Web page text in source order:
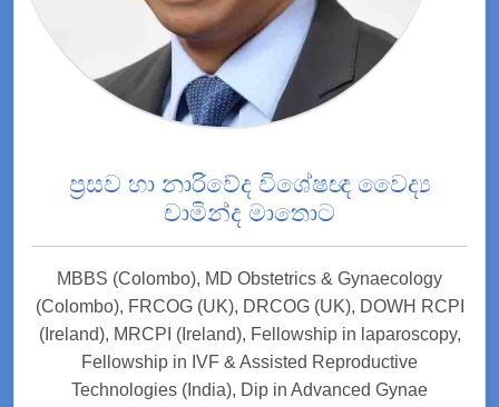
ප්‍රසව හා නාරිවේද විශේෂඥ වෛද්‍ය
චාමින්ද මාතොට
MBBS (Colombo), MD Obstetrics & Gynaecology
(Colombo), FRCOG (UK), DRCOG (UK), DOWH RCPI
(Ireland), MRCPI (Ireland), Fellowship in laparoscopy,
Fellowship in IVF & Assisted Reproductive
Technologies (India), Dip in Advanced Gynae